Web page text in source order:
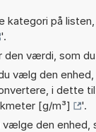
kategori på
'.
den værdi, som
vælg den
i dette
[g/m³]
'.
vælge den enhed,